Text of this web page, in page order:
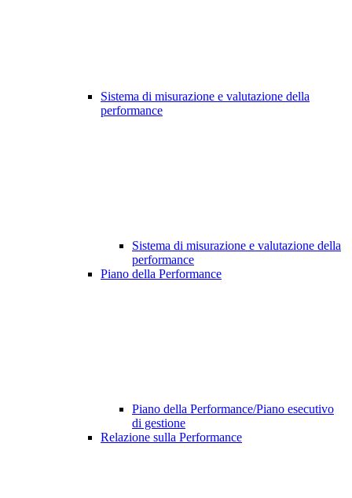
Sistema di misurazione e valutazione della
performance
Sistema di misurazione e valutazione della
performance
Piano della Performance
Piano della Performance/Piano esecutivo
di gestione
Relazione sulla Performance